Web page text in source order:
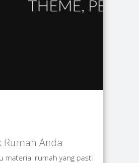
Rumah Anda
material rumah yang pasti